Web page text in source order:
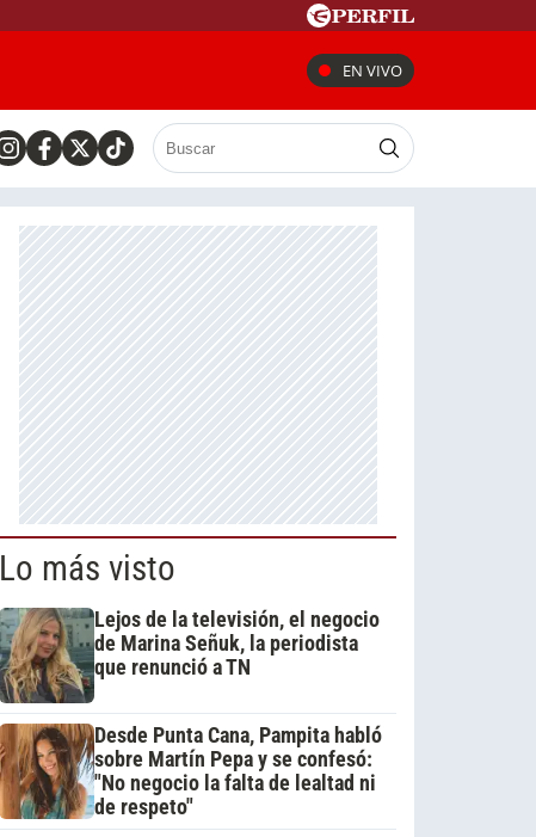
EN VIVO
Lo más visto
Lejos de la televisión, el negocio
de Marina Señuk, la periodista
que renunció a TN
Desde Punta Cana, Pampita habló
sobre Martín Pepa y se confesó:
"No negocio la falta de lealtad ni
de respeto"